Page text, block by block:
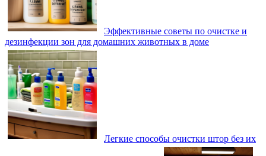
Эффективные советы по очистке и
дезинфекции зон для домашних животных в доме
Легкие способы очистки штор без их